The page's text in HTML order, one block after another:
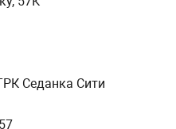
Седанка Сити